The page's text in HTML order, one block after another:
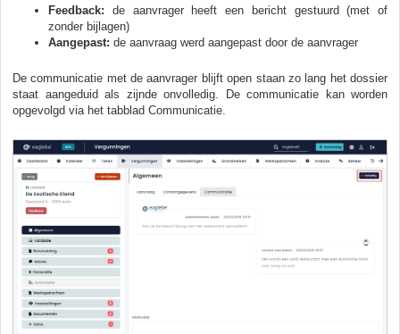
Feedback: de aanvrager heeft een bericht gestuurd (met of
zonder bijlagen)
Aangepast: de aanvraag werd aangepast door de aanvrager
De communicatie met de aanvrager blijft open staan zo lang het dossier
staat aangeduid als zijnde onvolledig. De communicatie kan worden
opgevolgd via het tabblad Communicatie.